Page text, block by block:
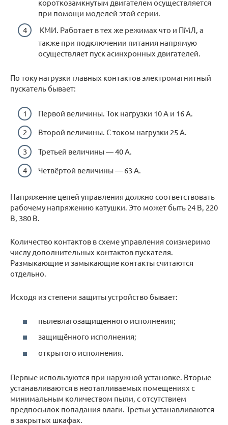
короткозамкнутым двигателем осуществляется
при помощи моделей этой серии.
КМИ. Работает в тех же режимах что и ПМЛ, а
также при подключении питания напрямую
осуществляет пуск асинхронных двигателей.
По току нагрузки главных контактов электромагнитный
пускатель бывает:
Первой величины. Ток нагрузки 10 А и 16 А.
Второй величины. С током нагрузки 25 А.
Третьей величины — 40 А.
Четвёртой величины — 63 А.
Напряжение цепей управления должно соответствовать
рабочему напряжению катушки. Это может быть 24 В, 220
В, 380 В.
Количество контактов в схеме управления соизмеримо
числу дополнительных контактов пускателя.
Размыкающие и замыкающие контакты считаются
отдельно.
Исходя из степени защиты устройство бывает:
пылевлагозащищенного исполнения;
защищённого исполнения;
открытого исполнения.
Первые используются при наружной установке. Вторые
устанавливаются в неотапливаемых помещениях с
минимальным количеством пыли, с отсутствием
предпосылок попадания влаги. Третьи устанавливаются
в закрытых шкафах.